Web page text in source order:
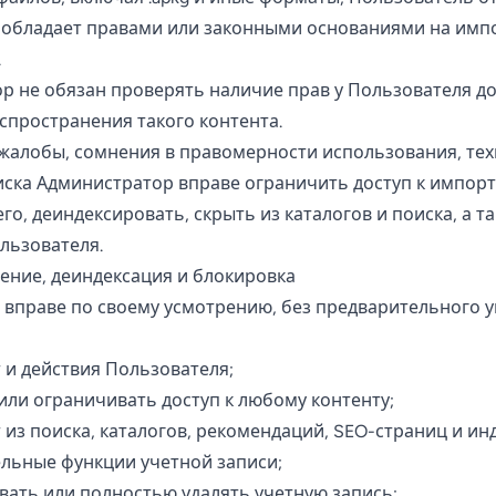
правами или законными основаниями на
не обязан проверять наличие прав у Пользователя
такого контента.
сомнения в правомерности использования,
Администратор вправе ограничить доступ к
деиндексировать, скрыть из каталогов и поиска, а
деиндексация и блокировка
вправе по своему усмотрению, без предварительного
действия Пользователя;
ограничивать доступ к любому контенту;
поиска, каталогов, рекомендаций, SEO-страниц и
функции учетной записи;